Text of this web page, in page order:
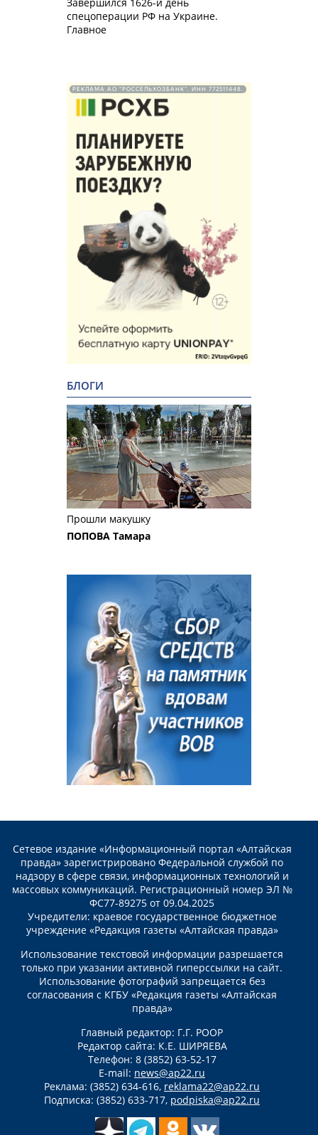
спецоперации РФ на Украине.
Главное
РЕКЛАМА АО "РОССЕЛЬХОЗБАНК". ИНН 772511448.
БЛОГИ
Прошли макушку
ПОПОВА Тамара
Сетевое издание «Информационный портал «Алтайская
правда» зарегистрировано Федеральной службой по
надзору в сфере связи, информационных технологий и
массовых коммуникаций. Регистрационный номер ЭЛ №
ФС77-89275 от 09.04.2025
Учредители: краевое государственное бюджетное
учреждение «Редакция газеты «Алтайская правда»
Использование текстовой информации разрешается
только при указании активной гиперссылки на сайт.
Использование фотографий запрещается без
согласования с КГБУ «Редакция газеты «Алтайская
правда»
Главный редактор: Г.Г. РООР
Редактор сайта: К.Е. ШИРЯЕВА
Телефон: 8 (3852) 63-52-17
E-mail: news@ap22.ru
Реклама: (3852) 634-616, reklama22@ap22.ru
Подписка: (3852) 633-717, podpiska@ap22.ru